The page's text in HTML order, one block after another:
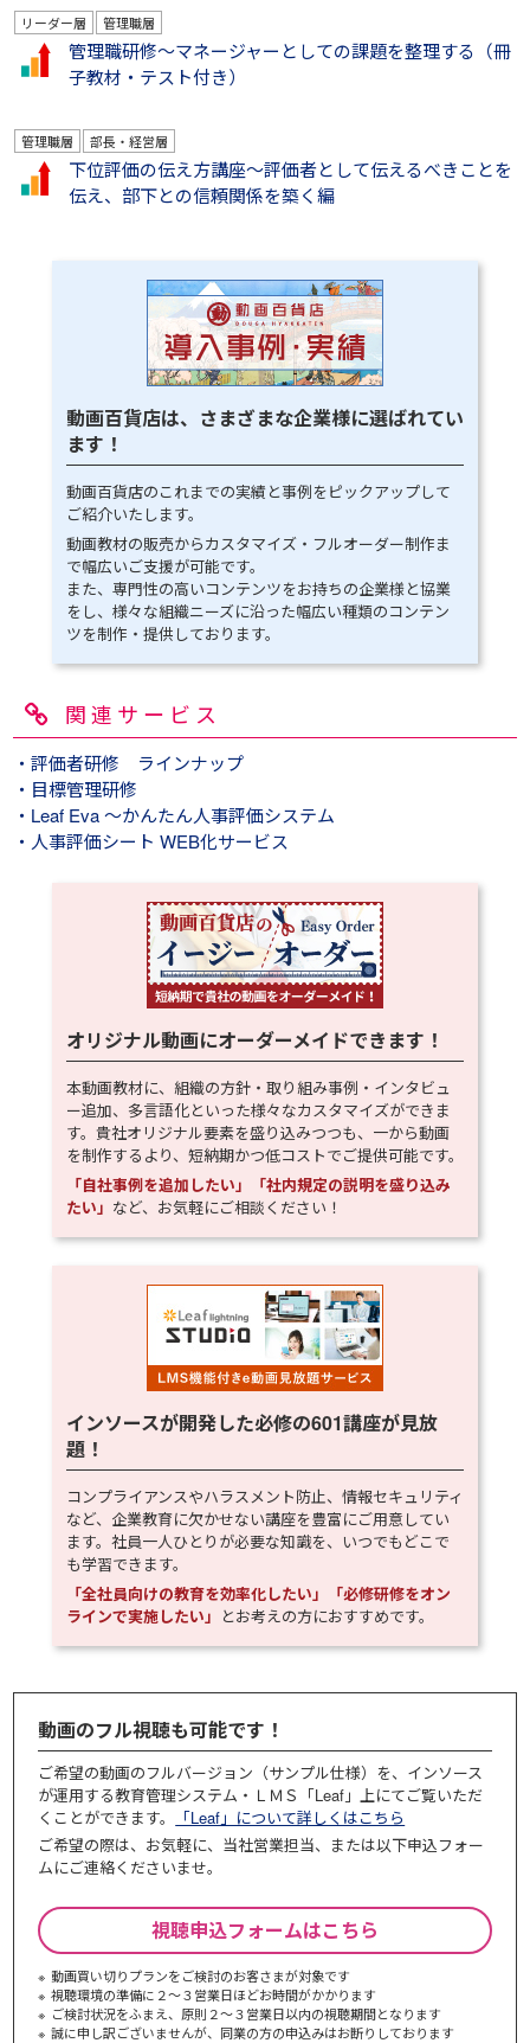
リーダー層 管理職層
管理職研修～マネージャーとしての課題を整理する（冊
子教材・テスト付き）
管理職層 部長・経営層
下位評価の伝え方講座～評価者として伝えるべきことを
伝え、部下との信頼関係を築く編
動画百貨店は、さまざまな企業様に選ばれてい
ます！
動画百貨店のこれまでの実績と事例をピックアップして
ご紹介いたします。
動画教材の販売からカスタマイズ・フルオーダー制作ま
で幅広いご支援が可能です。
また、専門性の高いコンテンツをお持ちの企業様と協業
をし、様々な組織ニーズに沿った幅広い種類のコンテン
ツを制作・提供しております。
関連サービス
・評価者研修 ラインナップ
・目標管理研修
・Leaf Eva ～かんたん人事評価システム
・人事評価シート WEB化サービス
オリジナル動画にオーダーメイドできます！
本動画教材に、組織の方針・取り組み事例・インタビュ
ー追加、多言語化といった様々なカスタマイズができま
す。貴社オリジナル要素を盛り込みつつも、一から動画
を制作するより、短納期かつ低コストでご提供可能です。
「自社事例を追加したい」「社内規定の説明を盛り込み
たい」 など、お気軽にご相談ください！
インソースが開発した必修の601講座が見放
題！
コンプライアンスやハラスメント防止、情報セキュリティ
など、企業教育に欠かせない講座を豊富にご用意してい
ます。社員一人ひとりが必要な知識を、いつでもどこで
も学習できます。
「全社員向けの教育を効率化したい」「必修研修をオン
ラインで実施したい」 とお考えの方におすすめです。
動画のフル視聴も可能です！
ご希望の動画のフルバージョン（サンプル仕様）を、インソース
が運用する教育管理システム・ＬＭＳ「Leaf」上にてご覧いただ
くことができます。
「Leaf」について詳しくはこちら
ご希望の際は、お気軽に、当社営業担当、または以下申込フォー
ムにご連絡くださいませ。
視聴申込フォームはこちら
動画買い切りプランをご検討のお客さまが対象です
視聴環境の準備に２～３営業日ほどお時間がかかります
ご検討状況をふまえ、原則２～３営業⽇以内の視聴期間となります
誠に申し訳ございませんが、同業の⽅の申込みはお断りしております